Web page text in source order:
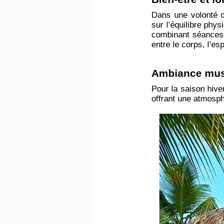
Dans une volonté
sur l’équilibre
combinant
entre le corps,
Ambiance
Pour la saison
offrant une